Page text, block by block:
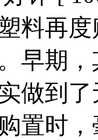
料再
早期
做到
置时